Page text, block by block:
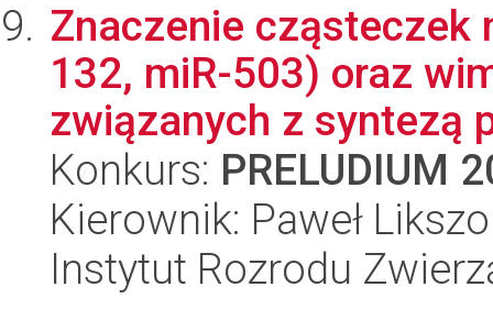
Znaczenie cząsteczek
132, miR-503) oraz
związanych z syntezą
Konkurs: PRELUDIUM
Kierownik: Paweł Likszo
Instytut Rozrodu